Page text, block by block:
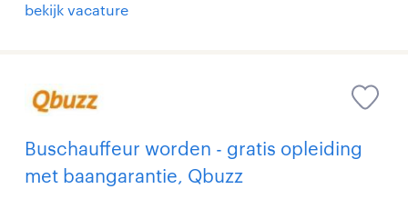
bekijk vacature
Buschauffeur worden - gratis opleiding
met baangarantie, Qbuzz